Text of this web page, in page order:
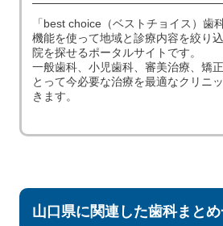
「best choice（ベストチョイス）歯
機能を使って地域と診療内容を絞り
院を探せるポータルサイトです。
一般歯科、小児歯科、審美治療、矯
とって今必要な治療を最適なクリニ
きます。
山口県に関連した歯科まと